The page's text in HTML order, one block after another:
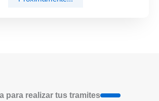
para realizar tus tramites